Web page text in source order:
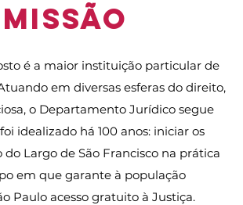
é a maior instituição particular de
em diversas esferas do direito,
o Departamento Jurídico segue
idealizado há 100 anos: iniciar os
Largo de São Francisco na prática
em que garante à população
Paulo acesso gratuito à Justiça.